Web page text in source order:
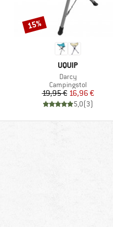
VARUMÄRKE
UQUIP
Produkter
Darcy
Produktgrupp
Campingstol
Pris
19,95 €Reducerat pris
16,96 €
5,0(3)
Rabatt
15%